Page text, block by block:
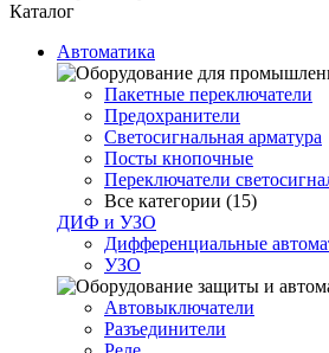
Каталог
Автоматика
Пакетные переключатели
Предохранители
Светосигнальная арматура
Посты кнопочные
Переключатели
Все категории (15)
ДИФ и УЗО
Дифференциальные
УЗО
Автовыключатели
Разъединители